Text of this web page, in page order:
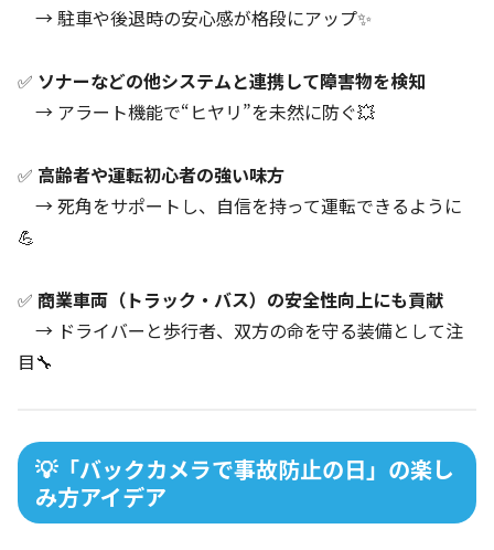
→ 駐車や後退時の安心感が格段にアップ✨
✅ ソナーなどの他システムと連携して障害物を検知
→ アラート機能で“ヒヤリ”を未然に防ぐ💥
✅ 高齢者や運転初心者の強い味方
→ 死角をサポートし、自信を持って運転できるように
💪
✅ 商業車両（トラック・バス）の安全性向上にも貢献
→ ドライバーと歩行者、双方の命を守る装備として注
目🔧
💡「バックカメラで事故防止の日」の楽し
み方アイデア